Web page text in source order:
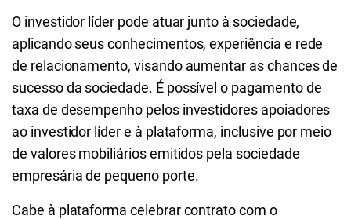
O investidor líder pode atuar junto à sociedade,
aplicando seus conhecimentos, experiência e rede
de relacionamento, visando aumentar as chances de
sucesso da sociedade. É possível o pagamento de
taxa de desempenho pelos investidores apoiadores
ao investidor líder e à plataforma, inclusive por meio
de valores mobiliários emitidos pela sociedade
empresária de pequeno porte.
Cabe à plataforma celebrar contrato com o